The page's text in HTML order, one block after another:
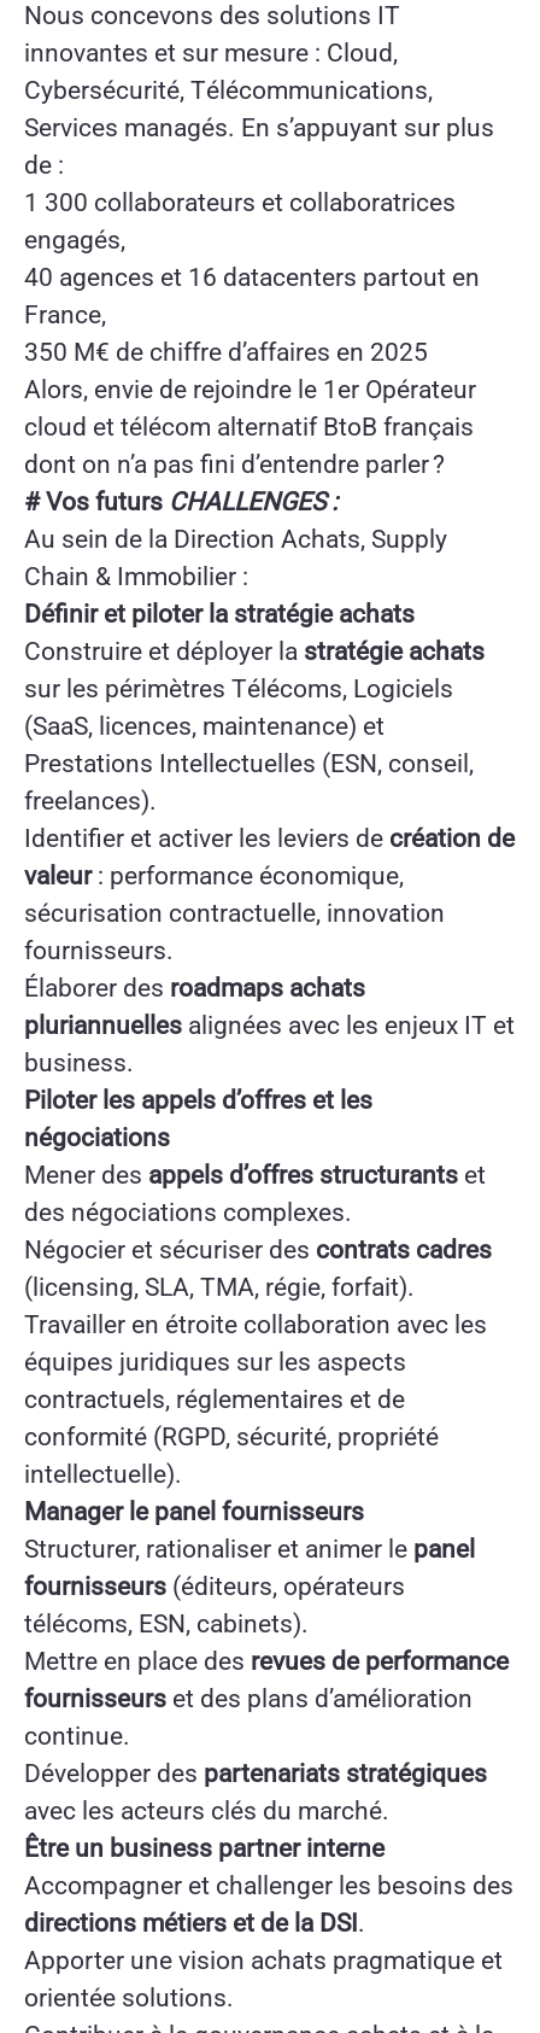
Nous concevons des solutions IT
innovantes et sur mesure : Cloud,
Cybersécurité, Télécommunications,
Services managés. En s’appuyant sur plus
de :
1 300 collaborateurs et collaboratrices
engagés,
40 agences et 16 datacenters partout en
France,
350 M€ de chiffre d’affaires en 2025
Alors, envie de rejoindre le 1er Opérateur
cloud et télécom alternatif BtoB français
dont on n’a pas fini d’entendre parler ?
# Vos futurs CHALLENGES :
Au sein de la Direction Achats, Supply
Chain & Immobilier :
Définir et piloter la stratégie achats
Construire et déployer la stratégie achats
sur les périmètres Télécoms, Logiciels
(SaaS, licences, maintenance) et
Prestations Intellectuelles (ESN, conseil,
freelances).
Identifier et activer les leviers de création de
valeur : performance économique,
sécurisation contractuelle, innovation
fournisseurs.
Élaborer des roadmaps achats
pluriannuelles alignées avec les enjeux IT et
business.
Piloter les appels d’offres et les
négociations
Mener des appels d’offres structurants et
des négociations complexes.
Négocier et sécuriser des contrats cadres
(licensing, SLA, TMA, régie, forfait).
Travailler en étroite collaboration avec les
équipes juridiques sur les aspects
contractuels, réglementaires et de
conformité (RGPD, sécurité, propriété
intellectuelle).
Manager le panel fournisseurs
Structurer, rationaliser et animer le panel
fournisseurs (éditeurs, opérateurs
télécoms, ESN, cabinets).
Mettre en place des revues de performance
fournisseurs et des plans d’amélioration
continue.
Développer des partenariats stratégiques
avec les acteurs clés du marché.
Être un business partner interne
Accompagner et challenger les besoins des
directions métiers et de la DSI.
Apporter une vision achats pragmatique et
orientée solutions.